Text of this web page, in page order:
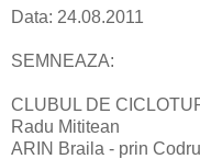
Data: 24.08.2011
SEMNEAZA:
CLUBUL DE
Radu Mititean
ARIN Braila - prin